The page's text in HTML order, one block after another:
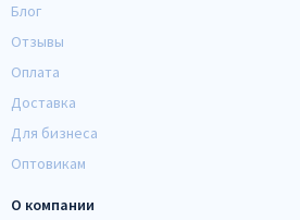
Блог
Отзывы
Оплата
Доставка
Для бизнеса
Оптовикам
О компании